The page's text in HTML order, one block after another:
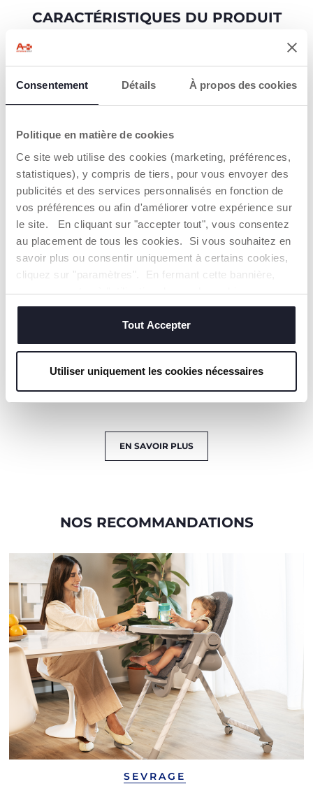
Consentement Détails À propos des cookies
Politique en matière de cookies
Ce site web utilise des cookies (marketing, préférences,
statistiques), y compris de tiers, pour vous envoyer des
publicités et des services personnalisés en fonction de
vos préférences ou afin d'améliorer votre expérience sur
le site. En cliquant sur "accepter tout", vous consentez
au placement de tous les cookies. Si vous souhaitez en
savoir plus ou consentir uniquement à certains cookies,
cliquez sur "paramètres". En fermant cette bannière,
vous consentez à l'utilisation des seuls cookies
techniques, qui sont essentiels au service demandé.
Tout Accepter
Utiliser uniquement les cookies nécessaires
CARACTÉRISTIQUES DU PRODUIT
100 % SILICONE
Plus robuste, flexible
et facile à nettoyer
BASE À
VENTOUSE
La base à ventouse
maintient l'assiette
fermement en place.
encourager votre
LAVABLE AU
vaisselle.
EN SAVOIR PLUS
NOS RECOMMANDATIONS
SEVRAGE